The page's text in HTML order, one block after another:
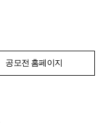
공모전 홈페이지